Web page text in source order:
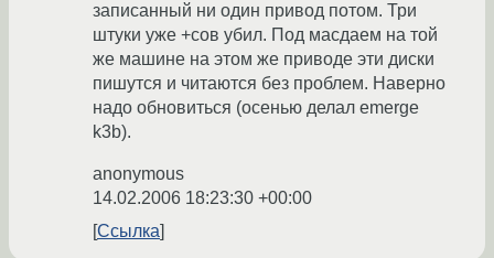
записанный ни один привод потом. Три
штуки уже +сов убил. Под масдаем на той
же машине на этом же приводе эти диски
пишутся и читаются без проблем. Наверно
надо обновиться (осенью делал emerge
k3b).
anonymous
14.02.2006 18:23:30 +00:00
Ссылка